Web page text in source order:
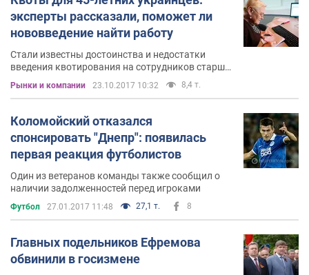
эксперты рассказали, поможет ли
нововведение найти работу
Стали известны достоинства и недостатки
введения квотирования на сотрудников старше
Рынки и компании 23.10.2017 10:32 8,4 т.
Коломойский отказался
спонсировать "Днепр": появилась
первая реакция футболистов
Один из ветеранов команды также сообщил о
наличии задолженностей перед игроками
Футбол 27.01.2017 11:48 27,1 т. 8
Главных подельников Ефремова
обвинили в госизмене